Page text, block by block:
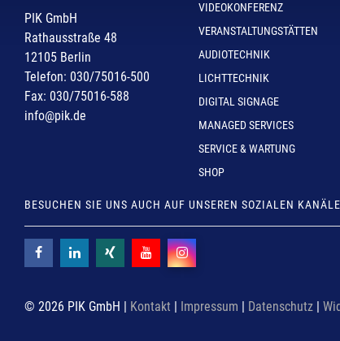
PIK GmbH
Rathausstraße 48
12105 Berlin
Telefon: 030/75016-500
Fax: 030/75016-588
info@pik.de
VIDEOKONFERENZ
VERANSTALTUNGSTÄTTEN
AUDIOTECHNIK
LICHTTECHNIK
DIGITAL SIGNAGE
MANAGED SERVICES
SERVICE & WARTUNG
SHOP
BESUCHEN SIE UNS AUCH AUF UNSEREN SOZIALEN
© 2026 PIK GmbH | Kontakt | Impressum | Datenschutz |